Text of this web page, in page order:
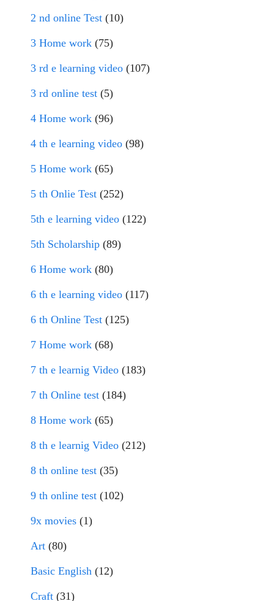
2 nd online Test (10)
3 Home work (75)
3 rd e learning video (107)
3 rd online test (5)
4 Home work (96)
4 th e learning video (98)
5 Home work (65)
5 th Onlie Test (252)
5th e learning video (122)
5th Scholarship (89)
6 Home work (80)
6 th e learning video (117)
6 th Online Test (125)
7 Home work (68)
7 th e learnig Video (183)
7 th Online test (184)
8 Home work (65)
8 th e learnig Video (212)
8 th online test (35)
9 th online test (102)
9x movies (1)
Art (80)
Basic English (12)
Craft (31)